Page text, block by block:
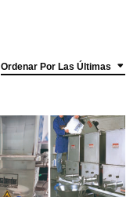
Ordenar Por Las Últimas